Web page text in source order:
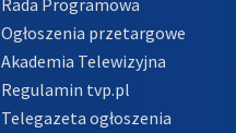
Ogłoszenia przetargowe
Akademia Telewizyjna
Regulamin tvp.pl
Telegazeta ogłoszenia